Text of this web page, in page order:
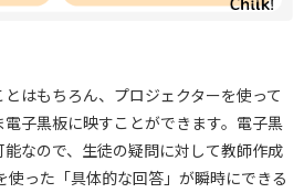
はもちろん、プロジェクターを使って
子黒板に映すことができます。電子黒
なので、生徒の疑問に対して教師作成
使った「具体的な回答」が瞬時にできる